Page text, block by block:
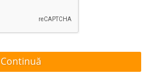
Continuă